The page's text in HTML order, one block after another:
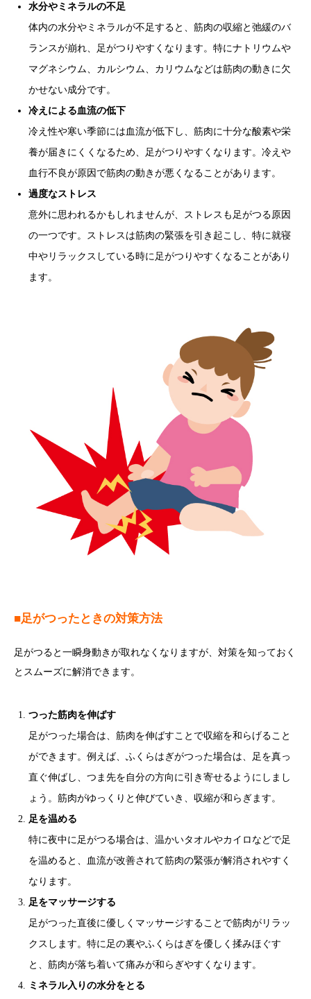
水分やミネラルの不足
体内の水分やミネラルが不足すると、筋肉の収縮と弛緩のバ
ランスが崩れ、足がつりやすくなります。特にナトリウムや
マグネシウム、カルシウム、カリウムなどは筋肉の動きに欠
かせない成分です。
冷えによる血流の低下
冷え性や寒い季節には血流が低下し、筋肉に十分な酸素や栄
養が届きにくくなるため、足がつりやすくなります。冷えや
血行不良が原因で筋肉の動きが悪くなることがあります。
過度なストレス
意外に思われるかもしれませんが、ストレスも足がつる原因
の一つです。ストレスは筋肉の緊張を引き起こし、特に就寝
中やリラックスしている時に足がつりやすくなることがあり
ます。
■足がつったときの対策方法
足がつると一瞬身動きが取れなくなりますが、対策を知っておく
とスムーズに解消できます。
つった筋肉を伸ばす
足がつった場合は、筋肉を伸ばすことで収縮を和らげること
ができます。例えば、ふくらはぎがつった場合は、足を真っ
直ぐ伸ばし、つま先を自分の方向に引き寄せるようにしまし
ょう。筋肉がゆっくりと伸びていき、収縮が和らぎます。
足を温める
特に夜中に足がつる場合は、温かいタオルやカイロなどで足
を温めると、血流が改善されて筋肉の緊張が解消されやすく
なります。
足をマッサージする
足がつった直後に優しくマッサージすることで筋肉がリラッ
クスします。特に足の裏やふくらはぎを優しく揉みほぐす
と、筋肉が落ち着いて痛みが和らぎやすくなります。
ミネラル入りの水分をとる